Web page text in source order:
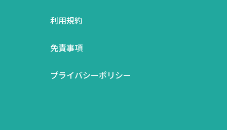
利用規約
免責事項
プライバシーポリシー